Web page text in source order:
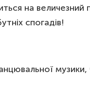
на величезний
спогадів!